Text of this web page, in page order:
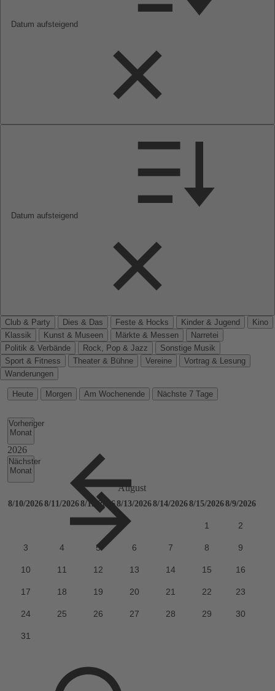
Datum aufsteigend
Datum aufsteigend
Club & Party Dies & Das Feste & Hocks Kinder & Jugend
Kino
Klassik
Kunst & Museen Märkte & Messen
Narretei
Politik & Verbände
Rock, Pop & Jazz
Sonstige Musik
Sport & Fitness
Theater & Bühne Vereine
Vortrag & Lesung
Wanderungen
Heute Morgen Am Wochenende Nächste 7 Tage
Vorheriger
Monat
Nächster
Monat